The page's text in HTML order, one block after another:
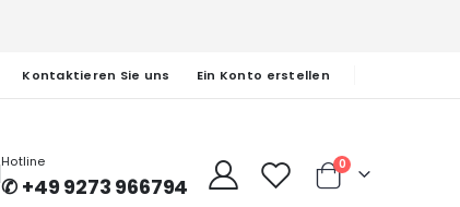
Kontaktieren Sie uns Ein Konto erstellen
Hotline
✆ +49 9273 966794 Cart
0Artikel